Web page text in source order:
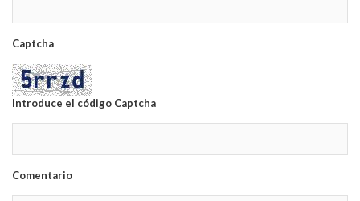
Captcha
Introduce el código Captcha
Comentario